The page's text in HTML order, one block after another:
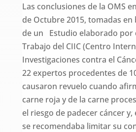
Las conclusiones de la OMS
de Octubre 2015, tomadas en
de un Estudio elaborado por
Trabajo del CIIC (Centro
Investigaciones contra el
22 expertos procedentes de
causaron revuelo cuando
carne roja y de la carne
el riesgo de padecer cáncer y,
se recomendaba limitar su